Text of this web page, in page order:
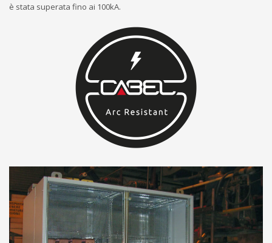
è stata superata fino ai 100kA.